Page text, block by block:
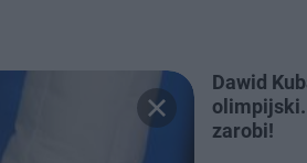
Dawid
olimpijski.
zarobi!